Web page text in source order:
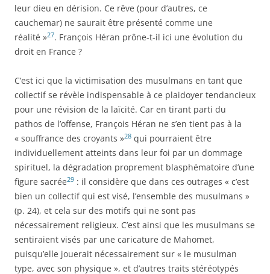
leur dieu en dérision. Ce rêve (pour d’autres, ce
cauchemar) ne saurait être présenté comme une
réalité »27. François Héran prône-t-il ici une évolution du
droit en France ?
C’est ici que la victimisation des musulmans en tant que
collectif se révèle indispensable à ce plaidoyer tendancieux
pour une révision de la laïcité. Car en tirant parti du
pathos de l’offense, François Héran ne s’en tient pas à la
« souffrance des croyants »28 qui pourraient être
individuellement atteints dans leur foi par un dommage
spirituel, la dégradation proprement blasphématoire d’une
figure sacrée29 : il considère que dans ces outrages « c’est
bien un collectif qui est visé, l’ensemble des musulmans »
(p. 24), et cela sur des motifs qui ne sont pas
nécessairement religieux. C’est ainsi que les musulmans se
sentiraient visés par une caricature de Mahomet,
puisqu’elle jouerait nécessairement sur « le musulman
type, avec son physique », et d’autres traits stéréotypés